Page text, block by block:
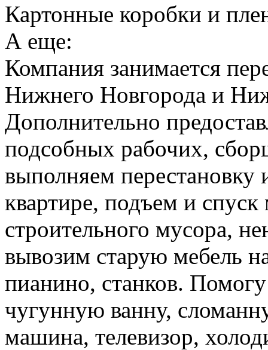
Картонные коробки и
А еще:
Компания занимается
Нижнего Новгорода и
Дополнительно
подсобных рабочих,
выполняем перестановку
квартире, подъем и спуск
строительного мусора,
вывозим старую мебель
пианино, станков.
чугунную ванну,
машина, телевизор,